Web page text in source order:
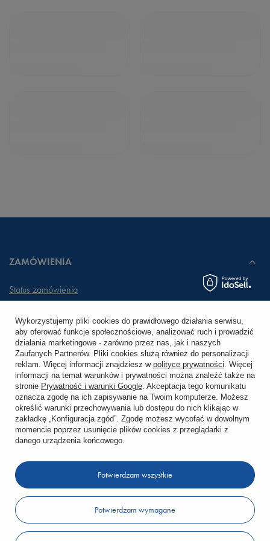
ZAMÓWIENIA
Status zamówienia
Chcę zareklamować produkt
Chcę zwrócić produkt
Chcę wymienić towar
KONTO
KONTAKT
Wykorzystujemy pliki cookies do prawidłowego działania serwisu,
aby oferować funkcje społecznościowe, analizować ruch i prowadzić
działania marketingowe - zarówno przez nas, jak i naszych
Zaufanych Partnerów. Pliki cookies służą również do personalizacji
reklam. Więcej informacji znajdziesz w polityce prywatności. Więcej
informacji na temat warunków i prywatności można znaleźć także na
stronie Prywatność i warunki Google. Akceptacja tego komunikatu
oznacza zgodę na ich zapisywanie na Twoim komputerze. Możesz
określić warunki przechowywania lub dostępu do nich klikając w
zakładkę „Konfiguracja zgód”. Zgodę możesz wycofać w dowolnym
momencie poprzez usunięcie plików cookies z przeglądarki z
danego urządzenia końcowego.
Potwierdzam wymagane
Potwierdzam wszystkie